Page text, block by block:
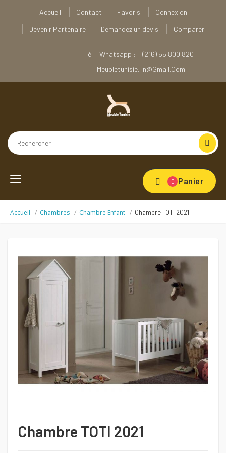
Accueil Contact Favoris
Connexion
Devenir Partenaire
Demandez un devis Comparer
Tél + Whatsapp : + (216) 55 800 820 –
Meubletunisie.tn@gmail.com
Toggle
0 Panier
Accueil Chambres Chambre Enfant Chambre TOTI 2021
Chambre TOTI 2021